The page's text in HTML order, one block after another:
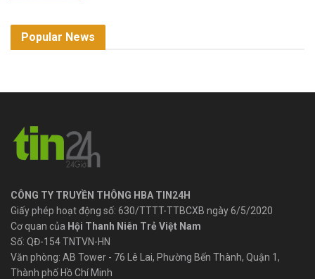
Popular News
CÔNG TY TRUYỀN THÔNG HBA TIN24H
Giấy phép hoạt động số: 630/TTTT-TTBCXB ngày 6/5/2020
Cơ quan của Hội Thanh Niên Trẻ Việt Nam
Số: QĐ-154 TNTVN-HN
Văn phòng: AB Tower - 76 Lê Lai, Phường Bến Thành, Quận 1,
Thành phố Hồ Chí Minh